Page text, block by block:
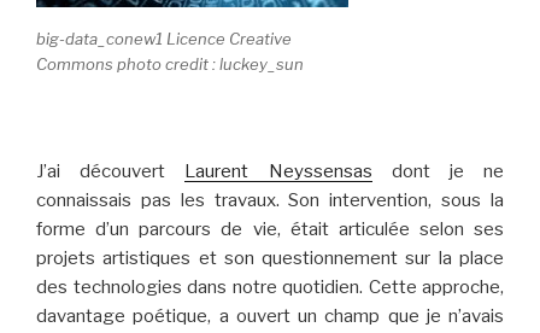
big-data_conew1 Licence Creative
Commons photo credit : luckey_sun
J’ai découvert Laurent Neyssensas dont je ne
connaissais pas les travaux. Son intervention, sous la
forme d’un parcours de vie, était articulée selon ses
projets artistiques et son questionnement sur la place
des technologies dans notre quotidien. Cette approche,
davantage poétique, a ouvert un champ que je n’avais